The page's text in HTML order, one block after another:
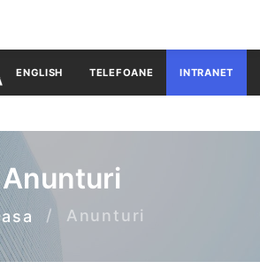
ENGLISH TELEFOANE INTRANET
Anunturi
Anunturi